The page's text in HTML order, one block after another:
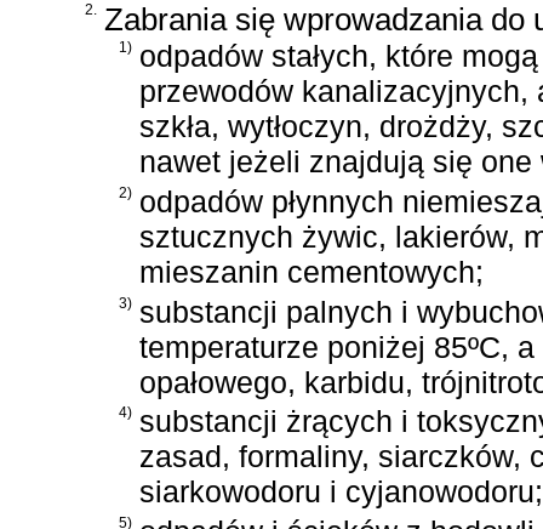
2. Zabrania się wprowadzania do
1) odpadów stałych, które
przewodów kanalizacyjnych,
szkła, wytłoczyn, drożdży,
nawet jeżeli znajdują się
2) odpadów płynnych
sztucznych żywic, lakierów,
mieszanin cementowych;
3) substancji palnych i
temperaturze poniżej 85ºC,
opałowego, karbidu,
4) substancji żrących i
zasad, formaliny, siarczków,
siarkowodoru i cyjanowodoru;
5)